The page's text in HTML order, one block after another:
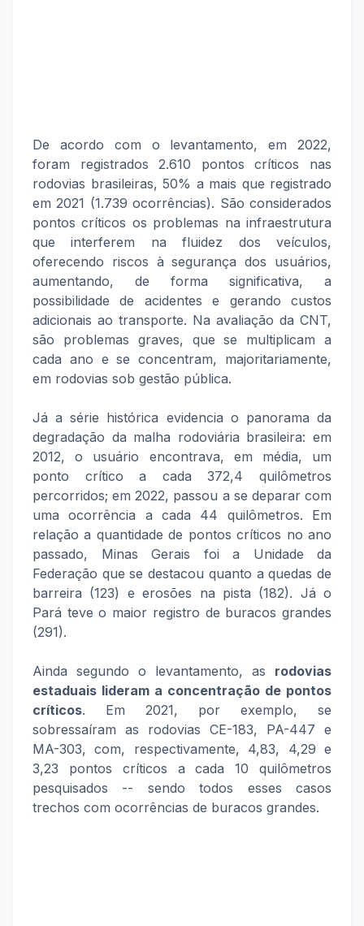
De acordo com o levantamento, em 2022,
foram registrados 2.610 pontos críticos nas
rodovias brasileiras, 50% a mais que registrado
em 2021 (1.739 ocorrências). São considerados
pontos críticos os problemas na infraestrutura
que interferem na fluidez dos veículos,
oferecendo riscos à segurança dos usuários,
aumentando, de forma significativa, a
possibilidade de acidentes e gerando custos
adicionais ao transporte. Na avaliação da CNT,
são problemas graves, que se multiplicam a
cada ano e se concentram, majoritariamente,
em rodovias sob gestão pública.
Já a série histórica evidencia o panorama da
degradação da malha rodoviária brasileira: em
2012, o usuário encontrava, em média, um
ponto crítico a cada 372,4 quilômetros
percorridos; em 2022, passou a se deparar com
uma ocorrência a cada 44 quilômetros. Em
relação a quantidade de pontos críticos no ano
passado, Minas Gerais foi a Unidade da
Federação que se destacou quanto a quedas de
barreira (123) e erosões na pista (182). Já o
Pará teve o maior registro de buracos grandes
(291).
Ainda segundo o levantamento, as rodovias
estaduais lideram a concentração de pontos
críticos. Em 2021, por exemplo, se
sobressaíram as rodovias CE-183, PA-447 e
MA-303, com, respectivamente, 4,83, 4,29 e
3,23 pontos críticos a cada 10 quilômetros
pesquisados -- sendo todos esses casos
trechos com ocorrências de buracos grandes.